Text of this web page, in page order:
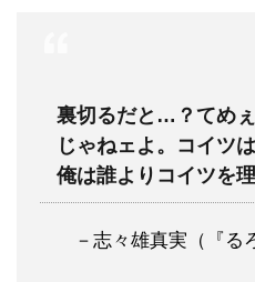
裏切るだと…？てめ
じゃねェよ。コイツ
俺は誰よりコイツを
－志々雄真実（『る